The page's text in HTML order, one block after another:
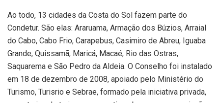
Ao todo, 13 cidades da Costa do Sol fazem parte do
Condetur. São elas: Araruama, Armação dos Búzios, Arraial
do Cabo, Cabo Frio, Carapebus, Casimiro de Abreu, Iguaba
Grande, Quissamã, Maricá, Macaé, Rio das Ostras,
Saquarema e São Pedro da Aldeia. O Conselho foi instalado
em 18 de dezembro de 2008, apoiado pelo Ministério do
Turismo, Turisrio e Sebrae, formado pela iniciativa privada,